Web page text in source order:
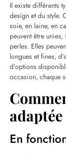
Il existe différents
design et du style.
soie, en laine, en
peuvent être
perles. Elles
longues et fines,
d’options
occasion, chaque
En